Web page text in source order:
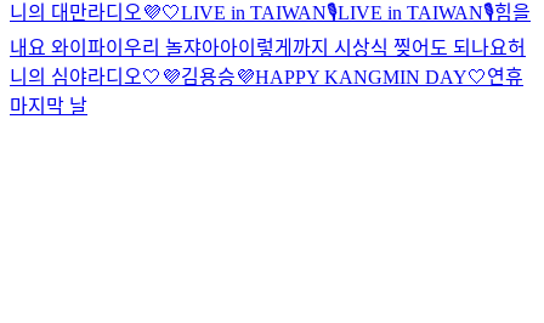
니의 대만라디오💜🤍LIVE in TAIWAN🎙️LIVE in TAIWAN🎙️힘을
내요 와이파이 우리 놀쟈아아이렇게까지 시상식 찢어도 되나요허
니의 심야라디오🤍💜김용승💜HAPPY KANGMIN DAY🤍연휴
마지막 날